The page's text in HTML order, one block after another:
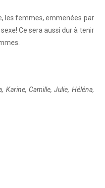
les femmes, emmenées par
Ce sera aussi dur à tenir
Karine, Camille, Julie, Héléna,